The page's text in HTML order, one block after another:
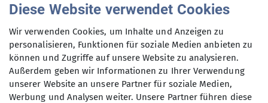
Sektion
Diese Website verwendet Cookies
Wir verwenden Cookies, um Inhalte und Anzeigen zu
personalisieren, Funktionen für soziale Medien anbieten zu
können und Zugriffe auf unsere Website zu analysieren.
Außerdem geben wir Informationen zu Ihrer Verwendung
unserer Website an unsere Partner für soziale Medien,
Werbung und Analysen weiter. Unsere Partner führen diese